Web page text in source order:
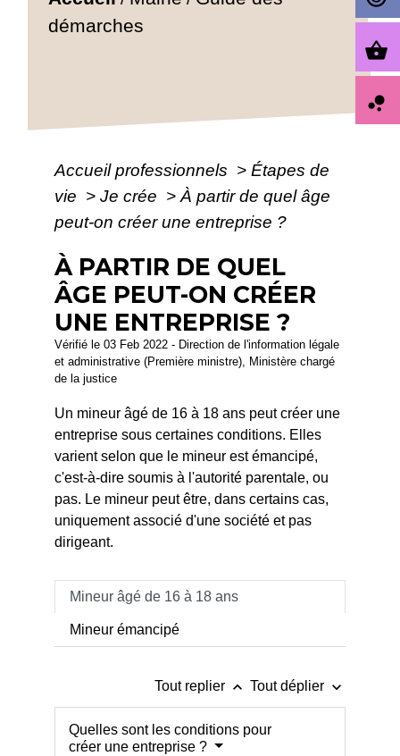
démarches
Accueil professionnels > Étapes de
vie > Je crée > À partir de quel âge
peut-on créer une entreprise ?
À PARTIR DE QUEL
ÂGE PEUT-ON CRÉER
UNE ENTREPRISE ?
Vérifié le 03 Feb 2022 - Direction de l'information légale
et administrative (Première ministre), Ministère chargé
de la justice
Un mineur âgé de 16 à 18 ans peut créer une
entreprise sous certaines conditions. Elles
varient selon que le mineur est émancipé,
c'est-à-dire soumis à l'autorité parentale, ou
pas. Le mineur peut être, dans certains cas,
uniquement associé d'une société et pas
dirigeant.
Mineur âgé de 16 à 18 ans
Mineur émancipé
Tout replier keyboard_arrow_up Tout déplier keyboard_arrow_down
Quelles sont les conditions pour
créer une entreprise ?
shopping_basket
bubble_chart